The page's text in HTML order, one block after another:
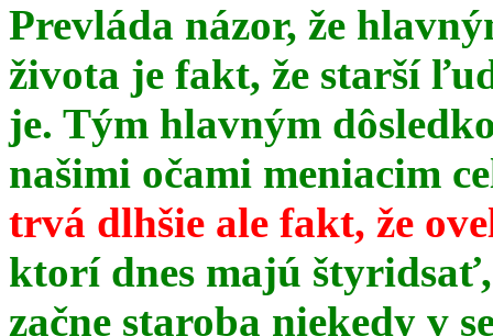
Prevláda názor, že
života je fakt, že starší
je. Tým hlavným
našimi očami meniacim
trvá dlhšie ale fakt, že
ktorí dnes majú
začne staroba niekedy v